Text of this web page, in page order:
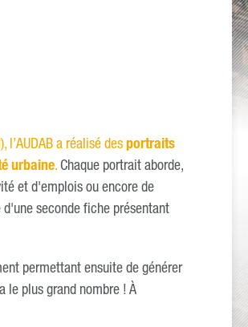
a réalisé desportraits
urbaine. Chaque portrait aborde,
et d'emplois ou encore de
seconde fiche présentant
permettant ensuite de générer
le plus grand nombre ! À